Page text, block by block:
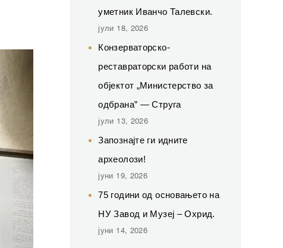
уметник Иванчо Талевски.
јули 18, 2026
Конзерваторско-
реставраторски работи на
објектот „Министерство за
одбрана” — Струга
јули 13, 2026
Запознајте ги идните
археолози!
јуни 19, 2026
75 години од основањето на
НУ Завод и Музеј – Охрид.
јуни 14, 2026